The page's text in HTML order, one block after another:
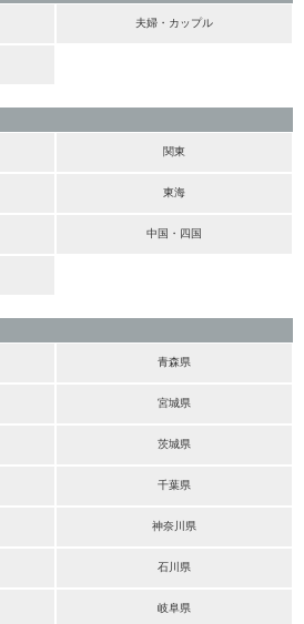
夫婦・カップル
関東
東海
中国・四国
青森県
宮城県
茨城県
千葉県
神奈川県
石川県
岐阜県